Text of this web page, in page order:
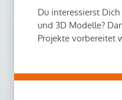
Du interessierst
und 3D Modelle?
Projekte vorbereitet